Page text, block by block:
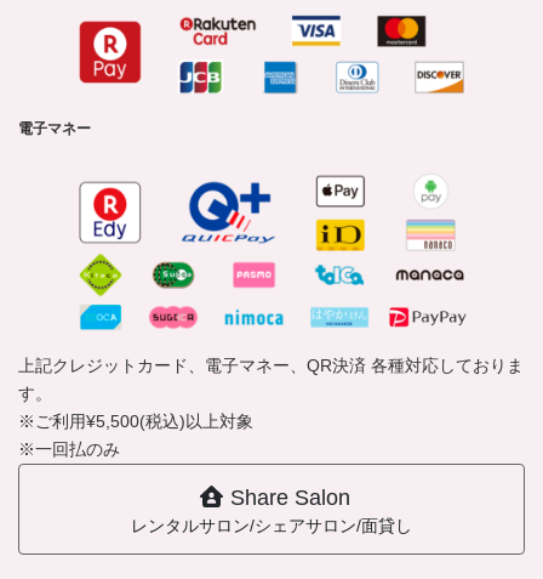
電子マネー
上記クレジットカード、電子マネー、QR決済 各種対応しておりま
す。
※ご利用¥5,500(税込)以上対象
※一回払のみ
Share Salon
レンタルサロン/シェアサロン/面貸し